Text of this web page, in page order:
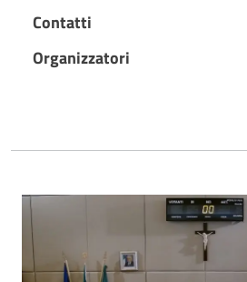
Contatti
Organizzatori